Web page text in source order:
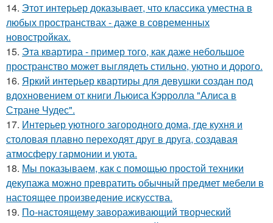
14. Этот интерьер доказывает, что классика уместна в
любых пространствах - даже в современных
новостройках.
15. Эта квартира - пример того, как даже небольшое
пространство может выглядеть стильно, уютно и дорого.
16. Яркий интерьер квартиры для девушки создан под
вдохновением от книги Льюиса Кэрролла "Алиса в
Стране Чудес".
17. Интерьер уютного загородного дома, где кухня и
столовая плавно переходят друг в друга, создавая
атмосферу гармонии и уюта.
18. Мы показываем, как с помощью простой техники
декупажа можно превратить обычный предмет мебели в
настоящее произведение искусства.
19. По-настоящему завораживающий творческий